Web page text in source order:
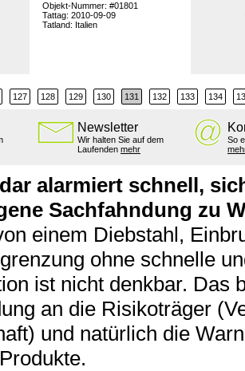
Objekt-Nummer: #01801
Tattag: 2010-09-09
Tatland: Italien
127 128 129 130 131 132 133 134
Newsletter
Wir halten Sie auf dem
Laufenden mehr
So
alarmiert schnell,
Sachfahndung zu
einem Diebstahl,
ohne schnelle
ist nicht denkbar. Das
an die Risikoträger
und natürlich die